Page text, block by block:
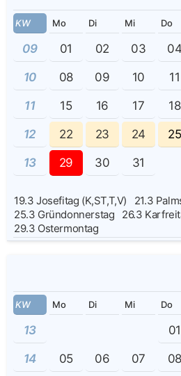
KW Mo Di Mi Do
09 01 02 03 04
10 08 09 10 11
11 15 16 17 18
12 22 23 24 25
13 29 30 31
19.3 Josefitag (K,ST,T,V) 21.3
25.3 Gründonnerstag 26.3
29.3 Ostermontag
KW Mo Di Mi Do
13 01
14 05 06 07 08